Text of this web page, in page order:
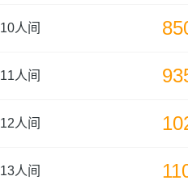
10人间
11人间
12人间
13人间